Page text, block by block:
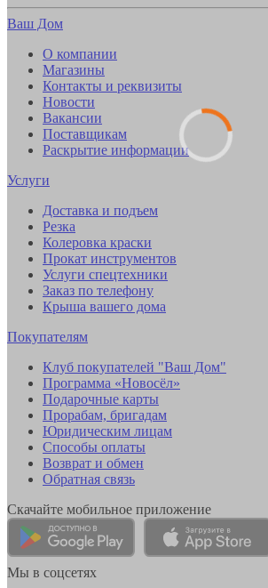
Ваш Дом
О компании
Магазины
Контакты и реквизиты
Новости
Вакансии
Поставщикам
Раскрытие информации
Услуги
Доставка и подъем
Резка
Колеровка краски
Прокат инструментов
Услуги спецтехники
Заказ по телефону
Крыша вашего дома
Покупателям
Клуб покупателей "Ваш Дом"
Программа «Новосёл»
Подарочные карты
Прорабам, бригадам
Юридическим лицам
Способы оплаты
Возврат и обмен
Обратная связь
Скачайте мобильное приложение
Мы в соцсетях